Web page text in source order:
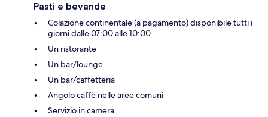
Pasti e bevande
Colazione continentale (a pagamento) disponibile tutti i
giorni dalle 07:00 alle 10:00
Un ristorante
Un bar/lounge
Un bar/caffetteria
Angolo caffè nelle aree comuni
Servizio in camera